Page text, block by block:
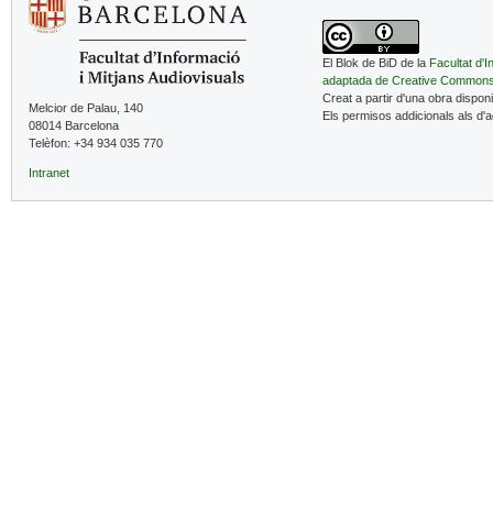
Melcior de Palau, 140
08014 Barcelona
Telèfon: +34 934 035 770
Intranet
El Blok de BiD de la Facultat
adaptada de Creative
Creat a partir d'una obra
Els permisos addicionals als